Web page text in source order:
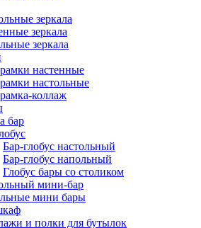
зеркала
зеркала
зеркала
настенные
настольные
коллаж
бар
Бар-глобус настольный
Бар-глобус напольный
Глобус бары со столиком
мини-бар
мини бары
и полки для бутылок